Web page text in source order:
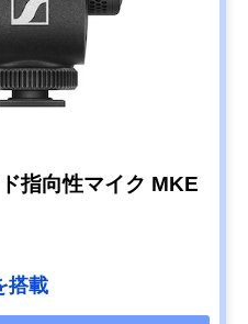
指向性マイク MKE
搭載